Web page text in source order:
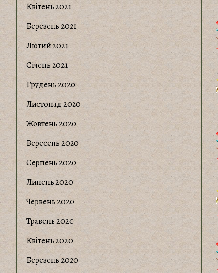
Квітень 2021
Березень 2021
Лютий 2021
Січень 2021
Грудень 2020
Листопад 2020
Жовтень 2020
Вересень 2020
Серпень 2020
Липень 2020
Червень 2020
Травень 2020
Квітень 2020
Березень 2020